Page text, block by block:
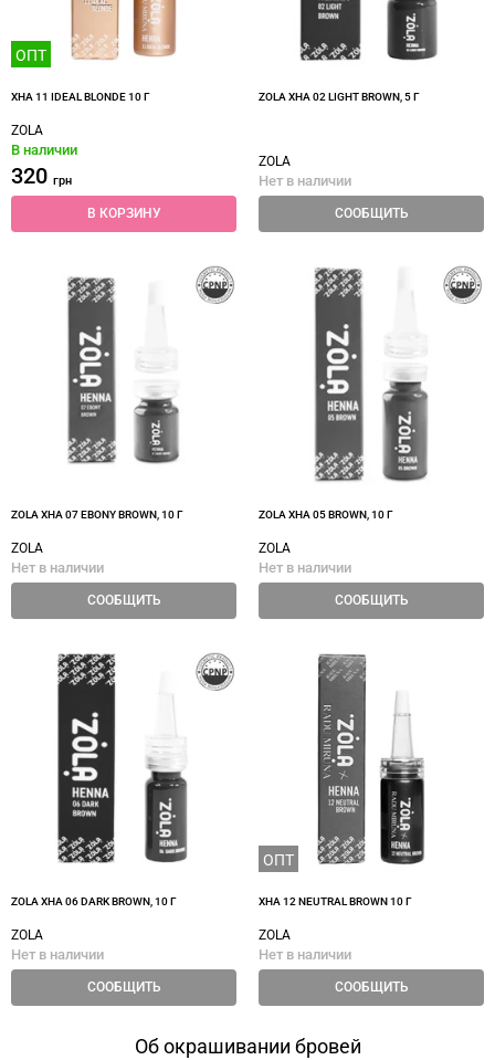
ОПТ
ХНА 11 IDEAL BLONDE 10 Г
ZOLA
В наличии
320 грн
В КОРЗИНУ
ZOLA ХНА 02 LIGHT BROWN, 5 Г
ZOLA
Нет в наличии
СООБЩИТЬ
ZOLA ХНА 07 EBONY BROWN, 10 Г
ZOLA
Нет в наличии
СООБЩИТЬ
ZOLA ХНА 05 BROWN, 10 Г
ZOLA
Нет в наличии
СООБЩИТЬ
ZOLA ХНА 06 DARK BROWN, 10 Г
ZOLA
Нет в наличии
СООБЩИТЬ
ОПТ
ХНА 12 NEUTRAL BROWN 10 Г
ZOLA
Нет в наличии
СООБЩИТЬ
Об окрашивании бровей